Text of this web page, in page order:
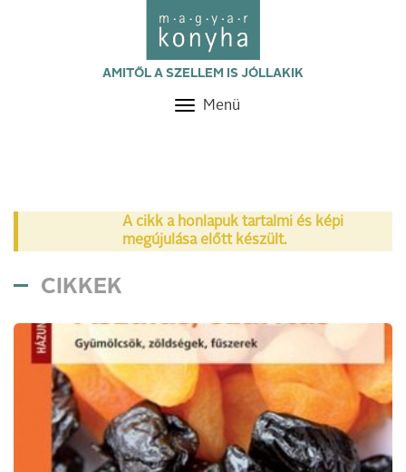
AMITŐL A SZELLEM IS JÓLLAKIK
Toggle
Menü
A cikk a honlapuk tartalmi és képi
megújulása előtt készült.
CIKKEK